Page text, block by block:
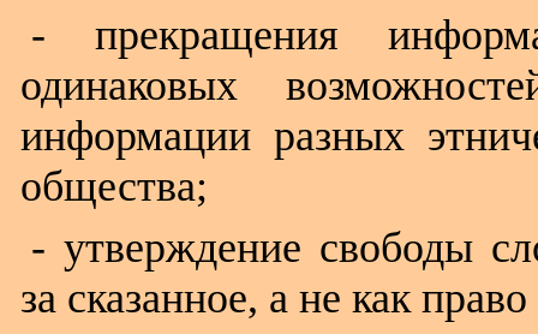
- прекращения
одинаковых
информации разных
общества;
- утверждение свободы
за сказанное, а не как